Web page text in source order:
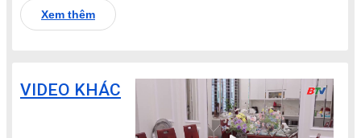
Xem thêm
VIDEO KHÁC